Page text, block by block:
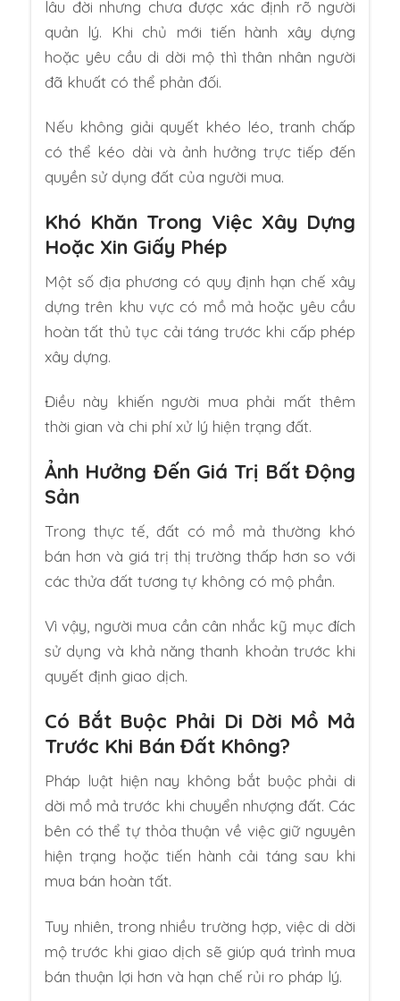
lâu đời nhưng chưa được xác định rõ người
quản lý. Khi chủ mới tiến hành xây dựng
hoặc yêu cầu di dời mộ thì thân nhân người
đã khuất có thể phản đối.
Nếu không giải quyết khéo léo, tranh chấp
có thể kéo dài và ảnh hưởng trực tiếp đến
quyền sử dụng đất của người mua.
Khó Khăn Trong Việc Xây Dựng
Hoặc Xin Giấy Phép
Một số địa phương có quy định hạn chế xây
dựng trên khu vực có mồ mả hoặc yêu cầu
hoàn tất thủ tục cải táng trước khi cấp phép
xây dựng.
Điều này khiến người mua phải mất thêm
thời gian và chi phí xử lý hiện trạng đất.
Ảnh Hưởng Đến Giá Trị Bất Động
Sản
Trong thực tế, đất có mồ mả thường khó
bán hơn và giá trị thị trường thấp hơn so với
các thửa đất tương tự không có mộ phần.
Vì vậy, người mua cần cân nhắc kỹ mục đích
sử dụng và khả năng thanh khoản trước khi
quyết định giao dịch.
Có Bắt Buộc Phải Di Dời Mồ Mả
Trước Khi Bán Đất Không?
Pháp luật hiện nay không bắt buộc phải di
dời mồ mả trước khi chuyển nhượng đất. Các
bên có thể tự thỏa thuận về việc giữ nguyên
hiện trạng hoặc tiến hành cải táng sau khi
mua bán hoàn tất.
Tuy nhiên, trong nhiều trường hợp, việc di dời
mộ trước khi giao dịch sẽ giúp quá trình mua
bán thuận lợi hơn và hạn chế rủi ro pháp lý.